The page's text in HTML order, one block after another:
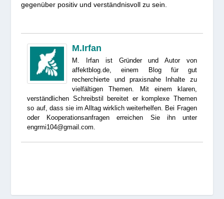
gegenüber positiv und verständnisvoll zu sein.
M.Irfan
M. Irfan ist Gründer und Autor von
affektblog.de, einem Blog für gut
recherchierte und praxisnahe Inhalte zu
vielfältigen Themen. Mit einem klaren,
verständlichen Schreibstil bereitet er komplexe Themen
so auf, dass sie im Alltag wirklich weiterhelfen. Bei Fragen
oder Kooperationsanfragen erreichen Sie ihn unter
engrmi104@gmail.com.